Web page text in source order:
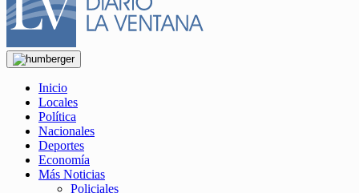
Inicio
Locales
Política
Nacionales
Deportes
Economía
Más Noticias
Policiales